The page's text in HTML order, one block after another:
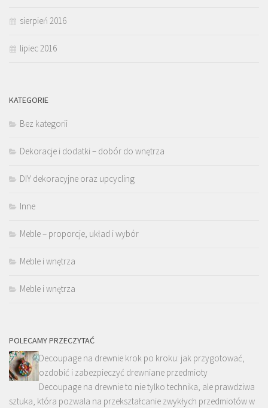
sierpień 2016
lipiec 2016
KATEGORIE
Bez kategorii
Dekoracje i dodatki – dobór do wnętrza
DIY dekoracyjne oraz upcycling
Inne
Meble – proporcje, układ i wybór
Meble i wnętrza
Meble i wnętrza
POLECAMY PRZECZYTAĆ
Decoupage na drewnie krok po kroku: jak przygotować,
ozdobić i zabezpieczyć drewniane przedmioty
Decoupage na drewnie to nie tylko technika, ale prawdziwa
sztuka, która pozwala na przekształcanie zwykłych przedmiotów w